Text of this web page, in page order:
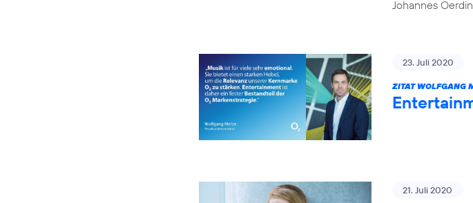
Johannes
23. Juli 2020
ZITAT WOLFGANG
21. Juli 2020